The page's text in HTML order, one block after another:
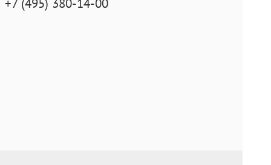
+7 (495) 380-14-00